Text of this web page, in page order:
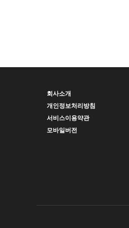
회사소개
개인정보처리방침
서비스이용약관
모바일버전